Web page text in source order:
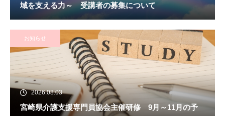
域を支える力～ 受講者の募集について
お知らせ
2026.08.03
宮崎県介護支援専門員協会主催研修 9月～11月の予